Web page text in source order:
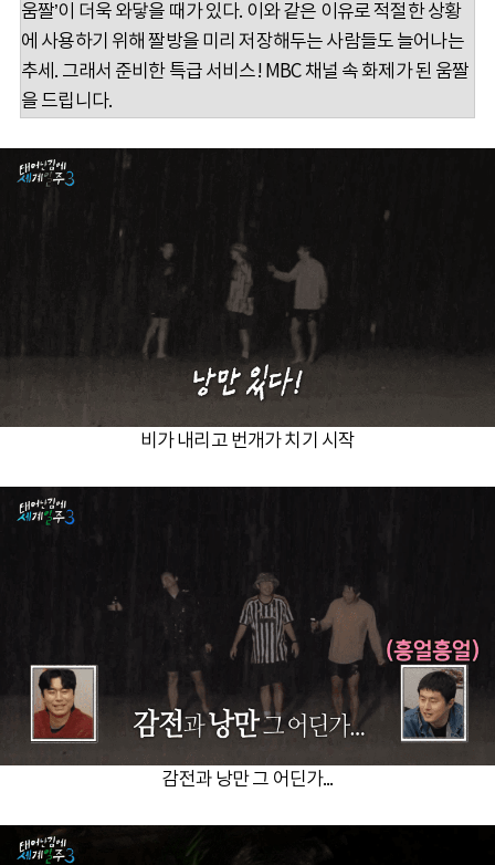
움짤’이 더욱 와닿을 때가 있다. 이와 같은 이유로 적절한 상황
에 사용하기 위해 짤방을 미리 저장해두는 사람들도 늘어나는
추세. 그래서 준비한 특급 서비스! MBC 채널 속 화제가 된 움짤
을 드립니다.
비가 내리고 번개가 치기 시작
감전과 낭만 그 어딘가...